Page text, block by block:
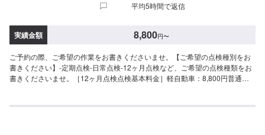
平均5時間で返信
実績金額 8,800円〜
ご予約の際、ご希望の作業をお書きくださいませ。【ご希望の点検種別をお
書きください】-定期点検-日常点検-12ヶ月点検など、ご希望の点検種類をお
書きくださいませ。［12ヶ月点検点検基本料金］軽自動車：8,800円普通自
調がある場合など、入庫の際にお伝えくださいませ。同時にチェックするこ